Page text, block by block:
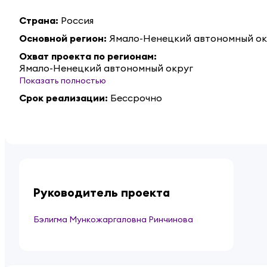
Страна: Россия
Основной регион: Ямало-Ненецкий автономный
Охват проекта по регионам:
Ямало-Ненецкий автономный округ
Показать полностью
Срок реализации: Бессрочно
Руководитель проекта
Бэлигма Мункожаргаловна Ринчинова